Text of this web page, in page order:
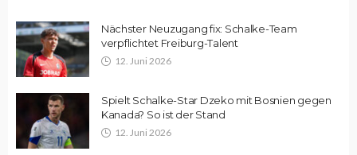
Nächster Neuzugang fix: Schalke-Team
verpflichtet Freiburg-Talent
12. Juni 2026
Spielt Schalke-Star Dzeko mit Bosnien gegen
Kanada? So ist der Stand
12. Juni 2026